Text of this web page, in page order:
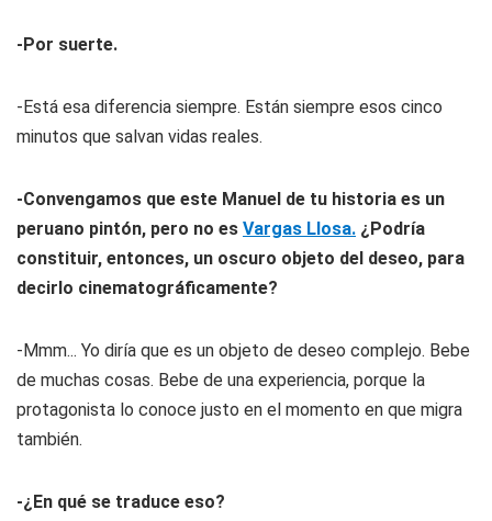
-Por suerte.
-Está esa diferencia siempre. Están siempre esos cinco
minutos que salvan vidas reales.
-Convengamos que este Manuel de tu historia es un
peruano pintón, pero no es Vargas Llosa. ¿Podría
constituir, entonces, un oscuro objeto del deseo, para
decirlo cinematográficamente?
-Mmm... Yo diría que es un objeto de deseo complejo. Bebe
de muchas cosas. Bebe de una experiencia, porque la
protagonista lo conoce justo en el momento en que migra
también.
-¿En qué se traduce eso?